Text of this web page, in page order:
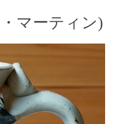
マーティン)